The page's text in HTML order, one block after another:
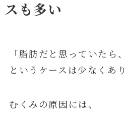
スも多い
「脂肪だと思っていたら
というケースは少なくあ
むくみの原因には、